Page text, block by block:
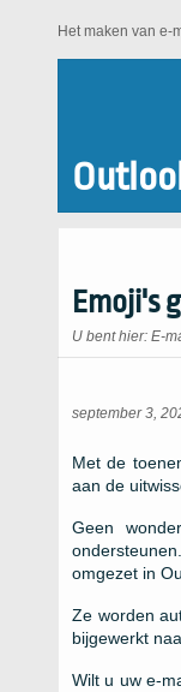
Het maken van
Emoji's
U bent hier: E-
september 3,
Met de
aan de
Geen
omgezet in
Ze worden
bijgewerkt
Wilt u uw e-